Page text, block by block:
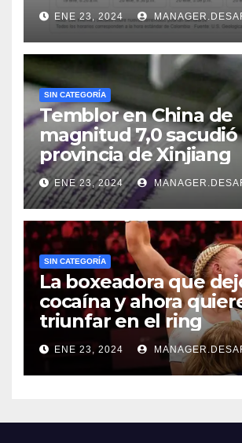
ENE 23, 2024
SIN CATEGORÍA
Temblor en China de
magnitud 7,0 sacudió
provincia de Xinjiang
ENE 23, 2024
SIN CATEGORÍA
La boxeadora que
cocaína y ahora
triunfar en el ring​
ENE 23, 2024